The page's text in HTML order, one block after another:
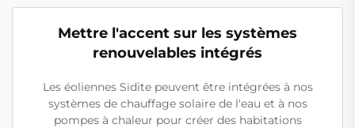
Mettre l'accent sur les systèmes
renouvelables intégrés
Les éoliennes Sidite peuvent être intégrées à nos
systèmes de chauffage solaire de l'eau et à nos
pompes à chaleur pour créer des habitations